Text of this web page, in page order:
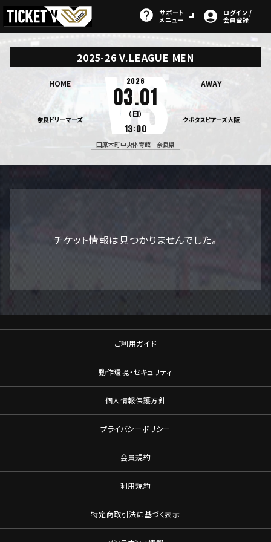
サポート
メニュー
ログイン /
会員登録
2025-26 V.LEAGUE MEN
HOME
奈良ドリーマーズ
2026
03.01
（日）
13:00
AWAY
クボタスピアーズ大阪
田原本町中央体育館｜奈良県
チケット情報は見つかりませんでした。
ご利用ガイド
動作環境・セキュリティ
個人情報保護方針
プライバシーポリシー
会員規約
利用規約
特定商取引法に基づく表示